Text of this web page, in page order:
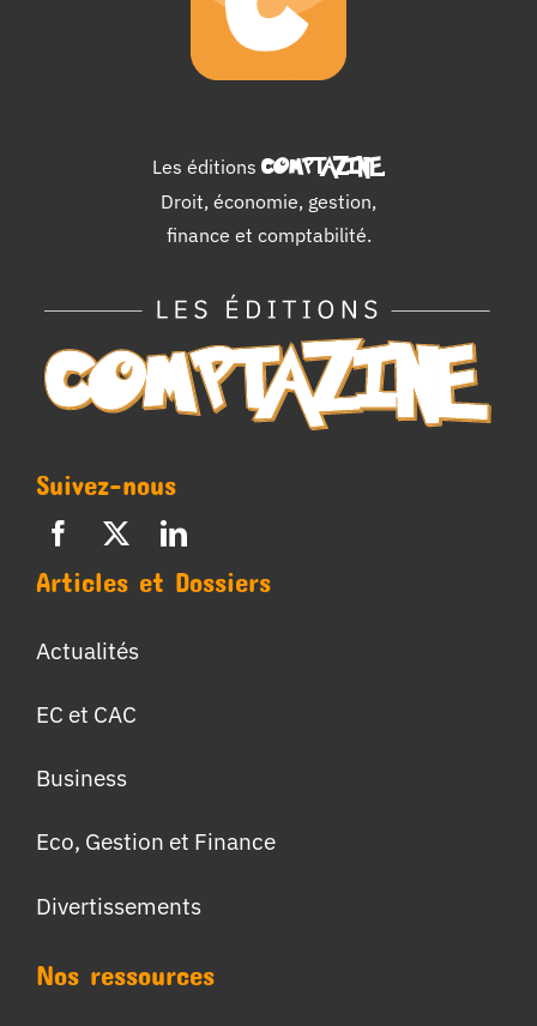
Les éditions COMPTAZINE.
Droit, économie, gestion,
finance et comptabilité.
Suivez-nous
Articles et Dossiers
Actualités
EC et CAC
Business
Eco, Gestion et Finance
Divertissements
Nos ressources